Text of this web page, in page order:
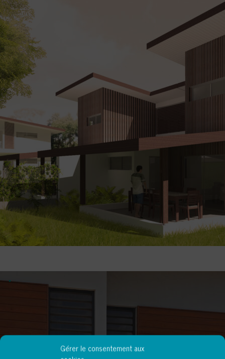
Gérer le consentement aux